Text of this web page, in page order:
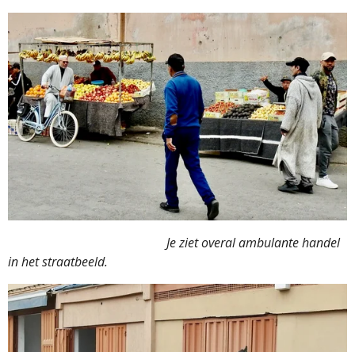
Je ziet overal ambulante handel
in het straatbeeld.